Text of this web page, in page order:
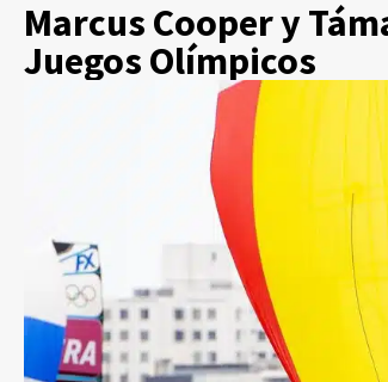
Marcus Cooper y
Juegos Olímpicos